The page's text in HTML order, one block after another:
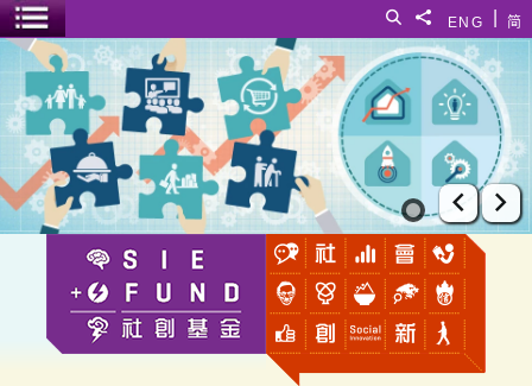
简
ENG
分享給
搜尋
選單開關
起動藝術
上一張
下